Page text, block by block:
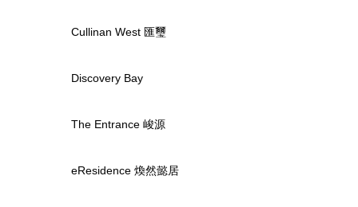
Cullinan West 匯璽
Discovery Bay
The Entrance 峻源
eResidence 煥然懿居